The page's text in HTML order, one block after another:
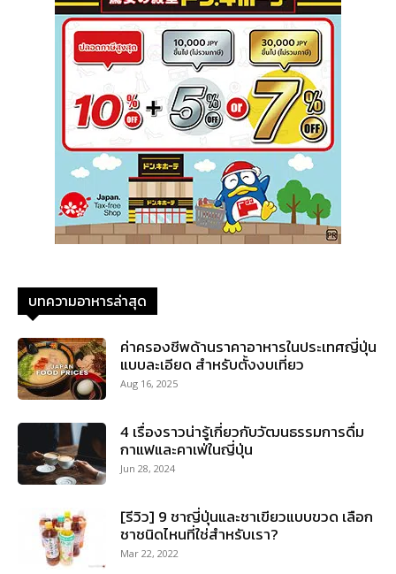
บทความอาหารล่าสุด
ค่าครองชีพด้านราคาอาหารในประเทศญี่ปุ่น
แบบละเอียด สำหรับตั้งงบเที่ยว
Aug 16, 2025
4 เรื่องราวน่ารู้เกี่ยวกับวัฒนธรรมการดื่ม
กาแฟและคาเฟ่ในญี่ปุ่น
Jun 28, 2024
[รีวิว] 9 ชาญี่ปุ่นและชาเขียวแบบขวด เลือก
ชาชนิดไหนที่ใช่สำหรับเรา?
Mar 22, 2022